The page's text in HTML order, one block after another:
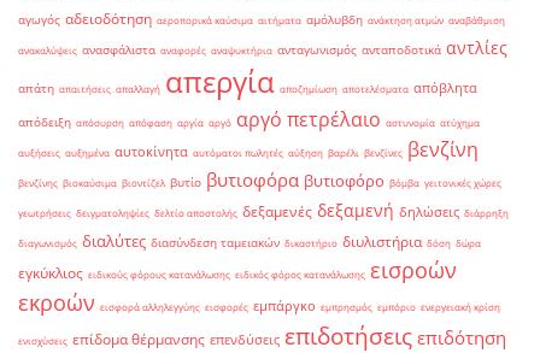
αγωγός αδειοδότηση αεροπορικά καύσιμα αιτήματα αμόλυβδη ανάκτηση ατμών αναβάθμιση
ανακαλύψεις ανασφάλιστα αναφορές αναψυκτήρια ανταγωνισμός ανταποδοτικά αντλίες
απάτη απαιτήσεις απαλλαγή απεργία αποζημίωση αποτελέσματα απόβλητα
απόδειξη απόσυρση απόφαση αργία αργό αργό πετρέλαιο αστυνομία ατύχημα
αυξήσεις αυξημένα αυτοκίνητα αυτόματοι πωλητές αύξηση βαρέλι βενζίνες βενζίνη
βενζίνης βιοκαύσιμα βιοντίζελ βυτίο βυτιοφόρα βυτιοφόρο βόμβα γειτονικές χώρες
γεωτρήσεις δειγματοληψίες δελτίο αποστολής δεξαμενές δεξαμενή δηλώσεις διάρρηξη
διαγωνισμός διαλύτες διασύνδεση ταμειακών δικαστήριο διυλιστήρια δόση δώρα
εγκύκλιος ειδικούς φόρους κατανάλωσης ειδικός φόρος κατανάλωσης εισροών
εκροών εισφορά αλληλεγγύης εισφορές εμπάργκο εμπρησμός εμπόριο ενεργειακή κρίση
ενισχύσεις επίδομα θέρμανσης επενδύσεις επιδοτήσεις επιδότηση